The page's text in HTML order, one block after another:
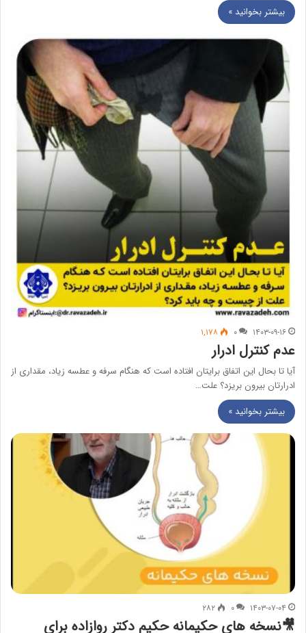
بیشتر بخوانید »
۱۴۰۳-۰۹-۱۶ ۰ ۱,۱۷۸
عدم کنترل ادرار
آیا تا بحال این اتفاق برایتان افتاده است که هنگام سرفه و عطسه زیاد، مقداری از
ادرارتان بیرون بریزد؟ علت…
بیشتر بخوانید »
۱۴۰۳-۰۷-۰۴ ۰ ۲۸۲
🎥نسخه های حکیمانه حکیم دکتر روازاده برای